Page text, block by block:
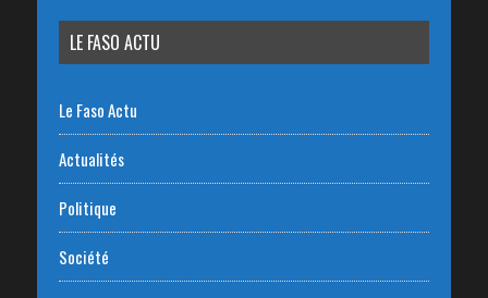
LE FASO ACTU
Le Faso Actu
Actualités
Politique
Société